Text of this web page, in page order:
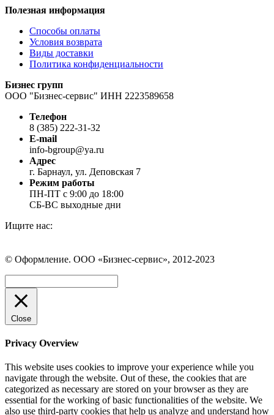
Полезная информация
Способы оплаты
Условия возврата
Виды доставки
Политика конфиденциальности
Бизнес групп
ООО "Бизнес-сервис" ИНН 2223589658
Телефон
8 (385) 222-31-32
E-mail
info-bgroup@ya.ru
Адрес
г. Барнаул, ул. Деповская 7
Режим работы
ПН-ПТ с 9:00 до 18:00
СБ-ВС выходные дни
Ищите нас:
Вконтакте
открывается
в
новом
окне
WhatsApp
открывается
в
новом
окне
Telegram
открывается
в
новом
окне
© Оформление. ООО «Бизнес-сервис», 2012-2023
Close
Privacy Overview
This website uses cookies to improve your experience while you
navigate through the website. Out of these, the cookies that are
categorized as necessary are stored on your browser as they are
essential for the working of basic functionalities of the website. We
also use third-party cookies that help us analyze and understand how